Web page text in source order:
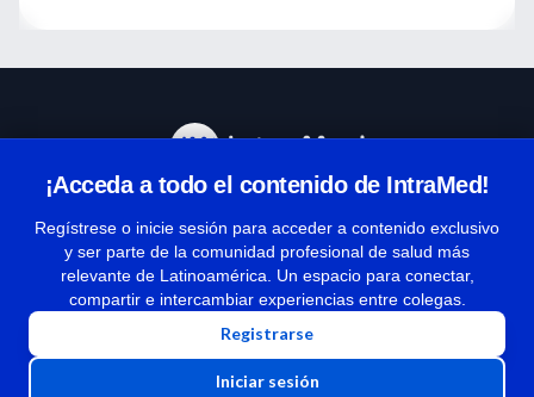
¡Acceda a todo el contenido de IntraMed!
Regístrese o inicie sesión para acceder a contenido exclusivo
y ser parte de la comunidad profesional de salud más
relevante de Latinoamérica. Un espacio para conectar,
compartir e intercambiar experiencias entre colegas.
Registrarse
Iniciar sesión
Términos y condiciones
| Políticas de privacidad
| Todos los derechos reservados | Copyright 1997-2026